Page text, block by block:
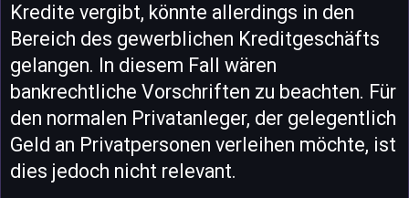
Kredite vergibt, könnte allerdings in den
Bereich des gewerblichen Kreditgeschäfts
gelangen. In diesem Fall wären
bankrechtliche Vorschriften zu beachten. Für
den normalen Privatanleger, der gelegentlich
Geld an Privatpersonen verleihen möchte, ist
dies jedoch nicht relevant.